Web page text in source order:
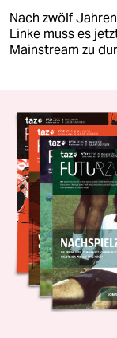
Nach zwölf
Linke muss es
Mainstream zu